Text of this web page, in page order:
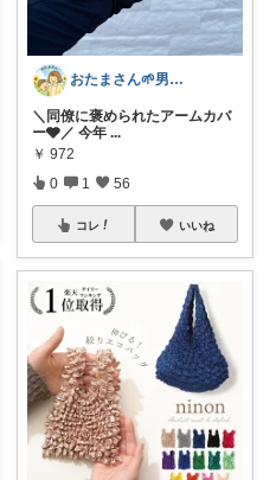
おたまさん🌱男の子ママ
＼同僚に褒められたアームカバ
ー🩶／ 今年 ...
￥ 972
0 1 56
コレ いいね